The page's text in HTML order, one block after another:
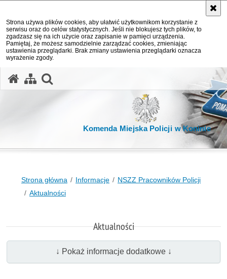
Strona używa plików cookies, aby ułatwić użytkownikom korzystanie z
serwisu oraz do celów statystycznych. Jeśli nie blokujesz tych plików, to
zgadzasz się na ich użycie oraz zapisanie w pamięci urządzenia.
Pamiętaj, że możesz samodzielnie zarządzać cookies, zmieniając
ustawienia przeglądarki. Brak zmiany ustawienia przeglądarki oznacza
wyrażenie zgody.
Komenda Miejska Policji w Koninie
Strona główna Informacje
NSZZ Pracowników Policji
Aktualności
Aktualności
↓ Pokaż informacje dodatkowe ↓